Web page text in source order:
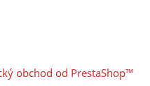
obchod od PrestaShop™